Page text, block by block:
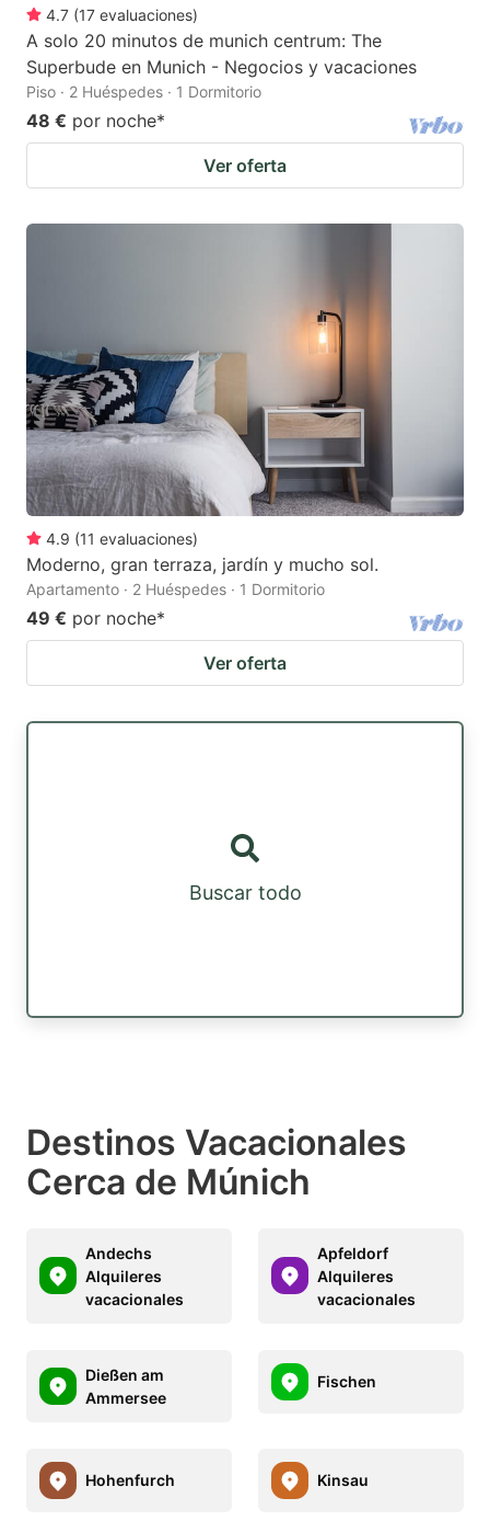
4.7 (17 evaluaciones)
A solo 20 minutos de munich centrum: The
Superbude en Munich - Negocios y vacaciones
Piso · 2 Huéspedes · 1 Dormitorio
48 € por noche*
Ver oferta
4.9 (11 evaluaciones)
Moderno, gran terraza, jardín y mucho sol.
Apartamento · 2 Huéspedes · 1 Dormitorio
49 € por noche*
Ver oferta
Buscar todo
Destinos Vacacionales
Cerca de Múnich
Andechs
Alquileres
vacacionales
Apfeldorf
Alquileres
vacacionales
Dießen am
Ammersee
Fischen
Hohenfurch Kinsau